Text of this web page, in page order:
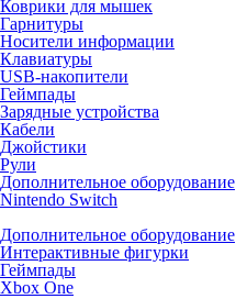
Коврики для мышек
Гарнитуры
Носители информации
Клавиатуры
USB-накопители
Геймпады
Зарядные устройства
Кабели
Джойстики
Рули
Дополнительное оборудование
Nintendo Switch
Дополнительное оборудование
Интерактивные фигурки
Геймпады
Xbox One